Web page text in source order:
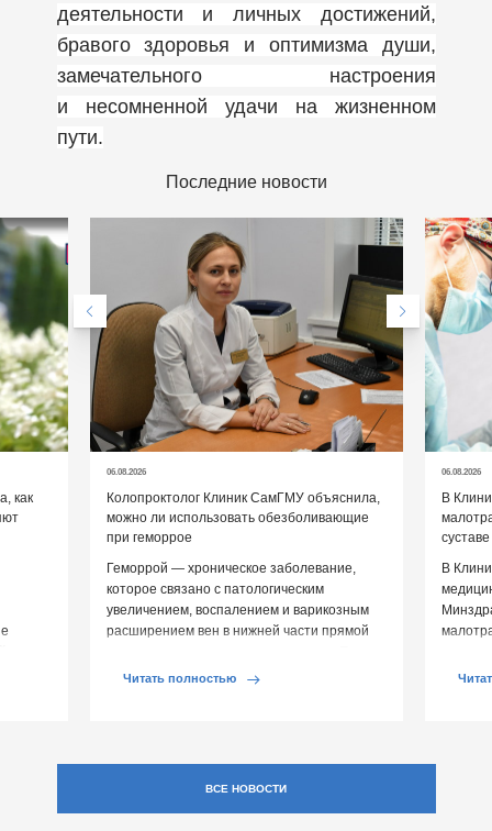
деятельности и личных достижений,
бравого здоровья и оптимизма души,
замечательного настроения
и несомненной удачи на жизненном
пути.
Последние новости
как
06.08.2026
Колопроктолог Клиник СамГМУ объяснила,
можно ли использовать обезболивающие
при геморрое
Геморрой — хроническое заболевание,
которое связано с патологическим
увеличением, воспалением и варикозным
расширением вен в нижней части прямой
обострении […]
Читать полностью
06.08.2026
В
суставе
В
ВСЕ НОВОСТИ